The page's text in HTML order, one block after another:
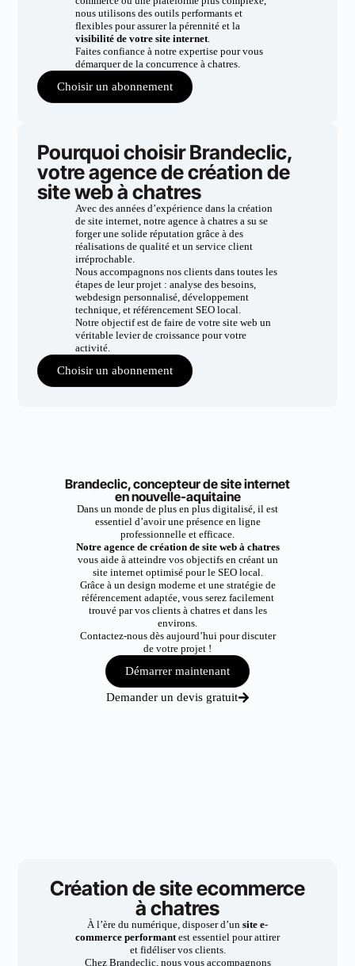
nous utilisons des outils performants et
flexibles pour assurer la pérennité et la
visibilité de votre site internet.
Faites confiance à notre expertise pour vous
démarquer de la concurrence à chatres.
Choisir un abonnement
Pourquoi choisir Brandeclic,
votre agence de création de
site web à chatres
Avec des années d’expérience dans la création
de site internet, notre agence à chatres a su se
forger une solide réputation grâce à des
réalisations de qualité et un service client
irréprochable.
Nous accompagnons nos clients dans toutes les
étapes de leur projet : analyse des besoins,
webdesign personnalisé, développement
technique, et référencement SEO local.
Notre objectif est de faire de votre site web un
véritable levier de croissance pour votre
activité.
Choisir un abonnement
Brandeclic, concepteur de site internet
en nouvelle-aquitaine
Dans un monde de plus en plus digitalisé, il est
essentiel d’avoir une présence en ligne
professionnelle et efficace.
Notre agence de création de site web à chatres
vous aide à atteindre vos objectifs en créant un
site internet optimisé pour le SEO local.
Grâce à un design moderne et une stratégie de
référencement adaptée, vous serez facilement
trouvé par vos clients à chatres et dans les
environs.
Contactez-nous dès aujourd’hui pour discuter
de votre projet !
Démarrer maintenant
Demander un devis gratuit
Création de site ecommerce
à chatres
À l’ère du numérique, disposer d’un site e-
commerce performantest essentiel pour attirer
et fidéliser vos clients.
Chez Brandeclic, nous vous accompagnons